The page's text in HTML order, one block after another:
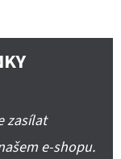
zasílat
e-shopu.